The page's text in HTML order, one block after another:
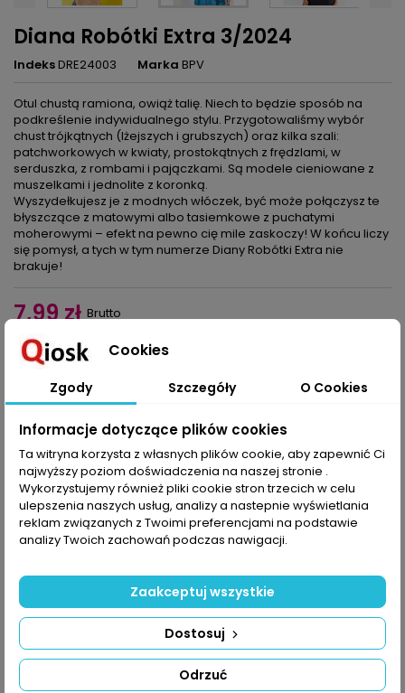
Diana Robótki Extra 3/2024
IndeksDRE24003 Marka BPV
Otul chustą ramiona, owiąż talię. Niech to będzie sposób na
podkreślenie indywidualnego stylu. Przygotowaliśmy wybór
chust trójkątnych (lżejszych i grubszych) oraz kilka szali:
patchworkowych w kwiaty, prostokątnych z frędzlami, w
serduszka, z rombami i pajączkami. Są modele cieniowane z
muszelkami i jednolite z koronką.
Wyszydełkujesz je z modnych włóczek, być może połączysz te
błyszczące z matowymi albo tasiemkowe z puchatymi
moherowymi – efekt na pewno cię mile zaskoczy! W końcu liczy
się pomysł, a tych w tym numerze Diany Robótki Extra nie
brakuje!
7,99 zł Brutto
Ilość 
OPIS SZCZEGÓŁY PRODUKTU
Otul chustą ramiona, owiąż talię. Niech to będzie sposób na
podkreślenie indywidualnego stylu. Przygotowaliśmy wybór
serduszka, z rombami i pajączkami. Są modele cieniowane z
muszelkami i jednolite z koronką.
Wyszydełkujesz je z modnych włóczek, być może połączysz te
błyszczące z matowymi albo tasiemkowe z puchatymi
moherowymi – efekt na pewno cię mile zaskoczy! W końcu liczy
się pomysł, a tych w tym numerze Diany Robótki Extra nie
brakuje!
Cookies
Zgody Szczegóły O Cookies
Informacje dotyczące plików cookies
Ta witryna korzysta z własnych plików cookie, aby zapewnić Ci
najwyższy poziom doświadczenia na naszej stronie .
Wykorzystujemy również pliki cookie stron trzecich w celu
ulepszenia naszych usług, analizy a nastepnie wyświetlania
reklam związanych z Twoimi preferencjami na podstawie
analizy Twoich zachowań podczas nawigacji.
Odrzuć
Dostosuj
Zaakceptuj wszystkie